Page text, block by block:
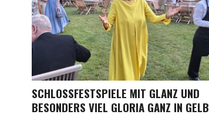
SCHLOSSFESTSPIELE MIT GLANZ UND B
ESONDERS VIEL GLORIA GANZ IN GELB